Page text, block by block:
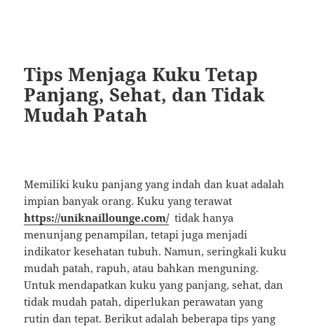
Tips Menjaga Kuku Tetap
Panjang, Sehat, dan Tidak
Mudah Patah
Memiliki kuku panjang yang indah dan kuat adalah
impian banyak orang. Kuku yang terawat
https://uniknaillounge.com/tidak hanya
menunjang penampilan, tetapi juga menjadi
indikator kesehatan tubuh. Namun, seringkali kuku
mudah patah, rapuh, atau bahkan menguning.
Untuk mendapatkan kuku yang panjang, sehat, dan
tidak mudah patah, diperlukan perawatan yang
rutin dan tepat. Berikut adalah beberapa tips yang